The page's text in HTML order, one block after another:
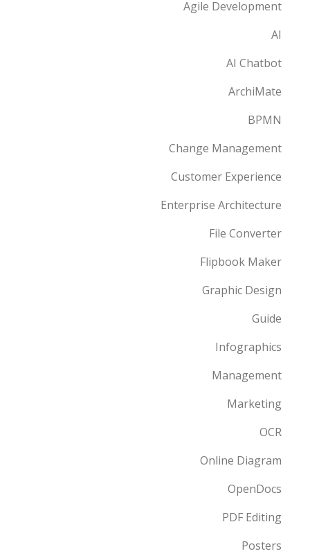
Agile Development
AI
AI Chatbot
ArchiMate
BPMN
Change Management
Customer Experience
Enterprise Architecture
File Converter
Flipbook Maker
Graphic Design
Guide
Infographics
Management
Marketing
OCR
Online Diagram
OpenDocs
PDF Editing
Posters